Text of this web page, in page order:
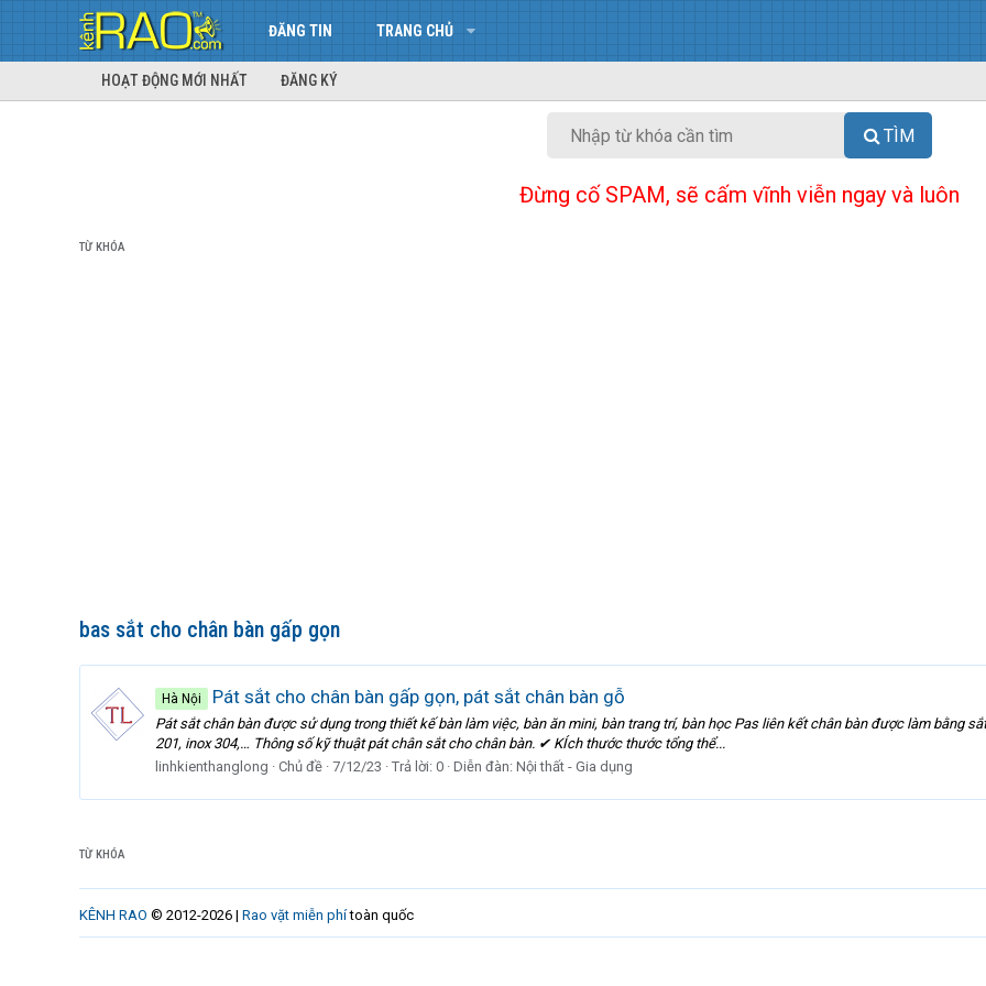
ĐĂNG TIN TRANG CHỦ
HOẠT ĐỘNG MỚI NHẤT ĐĂNG KÝ
TÌM
Đừng cố SPAM, sẽ cấm vĩnh viễn ngay và luôn
TỪ KHÓA
bas sắt cho chân bàn gấp gọn
Hà Nội Pát sắt cho chân bàn gấp gọn, pát sắt chân bàn gỗ
Pát sắt chân bàn được sử dụng trong thiết kế bàn làm việc, bàn ăn mini, bàn trang trí, bàn học Pas liên kết chân bàn được làm bằng
201, inox 304,… Thông số kỹ thuật pát chân sắt cho chân bàn. ✔ KÍch thước thước tổng thể...
linhkienthanglong
Chủ đề 7/12/23 Trả lời: 0 Diễn đàn: Nội thất - Gia dụng
TỪ KHÓA
KÊNH RAO © 2012-2026 | Rao vặt miễn phítoàn quốc